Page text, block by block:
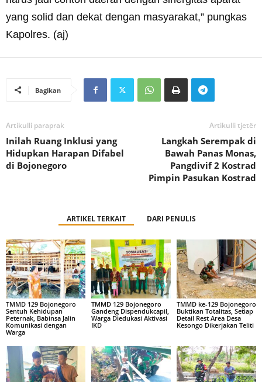
yang solid dan dekat dengan masyarakat,” pungkas
Kapolres. (aj)
Bagikan
Artikulli paraprak
Inilah Ruang Inklusi yang
Hidupkan Harapan Difabel
di Bojonegoro
Artikulli tjetër
Langkah Serempak di
Bawah Panas Monas,
Pangdivif 2 Kostrad
Pimpin Pasukan Kostrad
ARTIKEL TERKAIT DARI PENULIS
TMMD 129 Bojonegoro
Sentuh Kehidupan
Peternak, Babinsa Jalin
Komunikasi dengan
Warga
TMMD 129 Bojonegoro
Gandeng Dispendukcapil,
Warga Diedukasi Aktivasi
IKD
TMMD ke-129 Bojonegoro
Buktikan Totalitas, Setiap
Detail Rest Area Desa
Kesongo Dikerjakan Teliti